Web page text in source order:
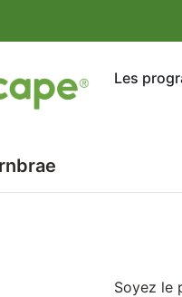
Les
Soyez le